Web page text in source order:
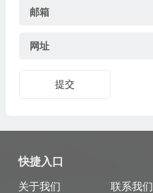
邮箱
网址
提交
快捷入口
关于我们 联系我们